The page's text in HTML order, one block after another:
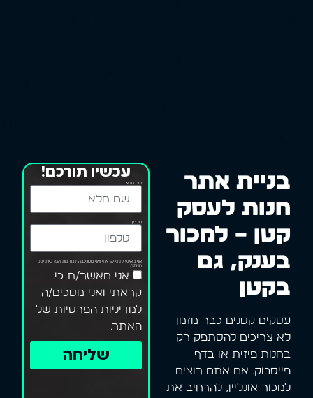
בניית אתר
חנות לעסק
קטן – למכור
בענק, גם
בקטן
עסקים קטנים כבר מזמן
לא צריכים להסתפק רק
בחנות פיזית או בדף
פייסבוק. אם אתם רוצים
למכור אונליין, להרחיב את
עכשיו תורכם!
שם מלא
טלפון
אני מאשר/ת כי קראתי ואני מסכים/ה למדיניות הפרטיות של
האתר.
אני מאשר/ת כי
קראתי ואני מסכים/ה
למדיניות הפרטיות של
האתר.
שליחה